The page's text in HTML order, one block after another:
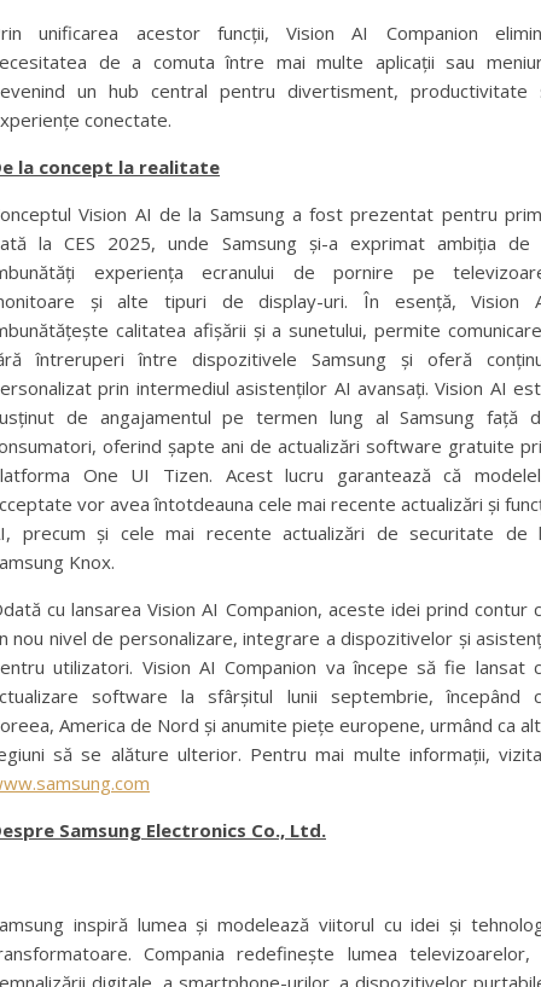
unificarea acestor funcții, Vision AI Companion
de a comuta între mai multe aplicații sau
un hub central pentru divertisment, productivitate
conectate.
la concept la realitate
Vision AI de la Samsung a fost prezentat pentru
la CES 2025, unde Samsung și-a exprimat ambiția de
experiența ecranului de pornire pe
și alte tipuri de display-uri. În esență, Vision
calitatea afișării și a sunetului, permite
întreruperi între dispozitivele Samsung și oferă
prin intermediul asistenților AI avansați. Vision AI
de angajamentul pe termen lung al Samsung față
oferind șapte ani de actualizări software gratuite
One UI Tizen. Acest lucru garantează că
vor avea întotdeauna cele mai recente actualizări și
precum și cele mai recente actualizări de securitate de
Knox.
cu lansarea Vision AI Companion, aceste idei prind contur
nou nivel de personalizare, integrare a dispozitivelor și
utilizatori. Vision AI Companion va începe să fie lansat
software la sfârșitul lunii septembrie, începând
America de Nord și anumite piețe europene, urmând ca
să se alăture ulterior. Pentru mai multe informații,
Samsung Electronics Co., Ltd.
inspiră lumea și modelează viitorul cu idei și
Compania redefinește lumea televizoarelor,